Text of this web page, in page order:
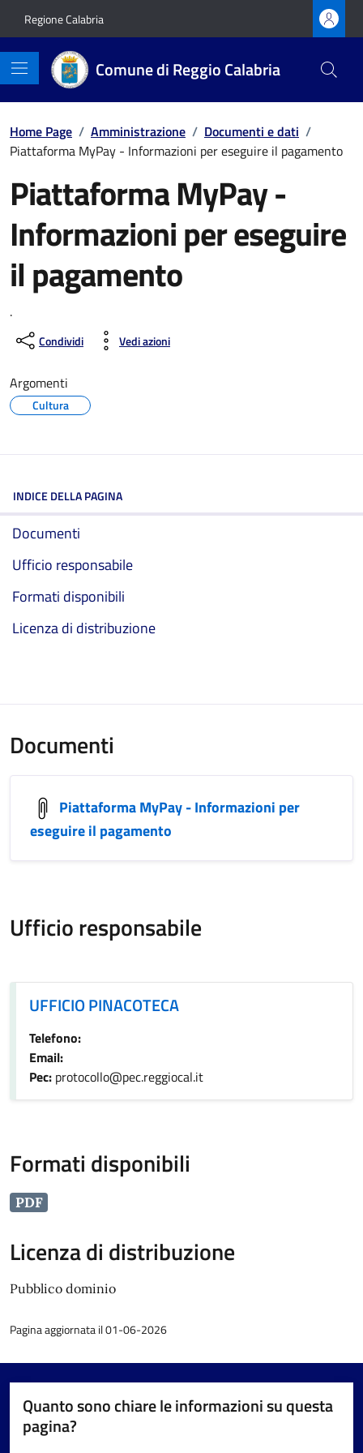
Regione Calabria
Comune di Reggio Calabria
Home Page / Amministrazione / Documenti e dati /
Piattaforma MyPay - Informazioni per eseguire il pagamento
Piattaforma MyPay -
Informazioni per eseguire
il pagamento
.
Condividi Vedi azioni
Argomenti
Cultura
INDICE DELLA PAGINA
Documenti
Ufficio responsabile
Formati disponibili
Licenza di distribuzione
Documenti
Piattaforma MyPay - Informazioni per
eseguire il pagamento
Ufficio responsabile
UFFICIO PINACOTECA
Telefono:
Email:
Pec: protocollo@pec.reggiocal.it
Formati disponibili
PDF
Licenza di distribuzione
Pubblico dominio
Pagina aggiornata il 01-06-2026
Quanto sono chiare le informazioni su questa
pagina?